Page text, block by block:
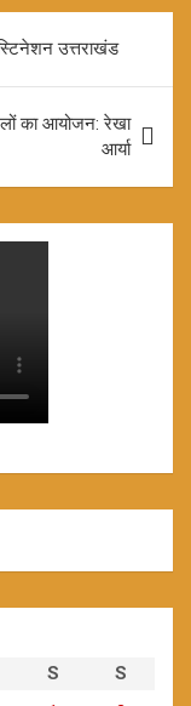
उत्तराखंड
का आयोजन: रेखा
आर्या
S
S